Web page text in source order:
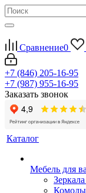
Сравнение0
+7 (846) 205-16-95
+7 (987) 955-16-95
Заказать звонок
Каталог
Мебель для
Комоды